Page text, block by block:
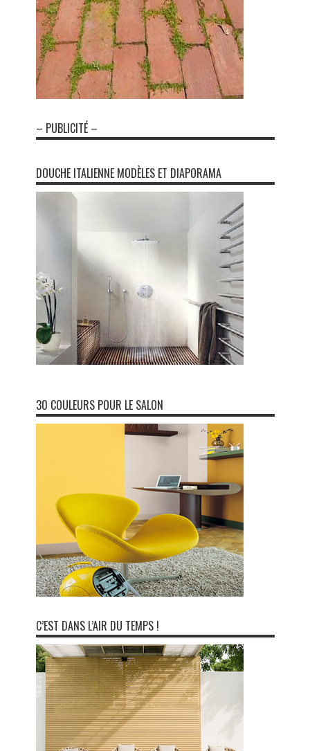
– PUBLICITÉ –
DOUCHE ITALIENNE MODÈLES ET DIAPORAMA
30 COULEURS POUR LE SALON
C’EST DANS L’AIR DU TEMPS !